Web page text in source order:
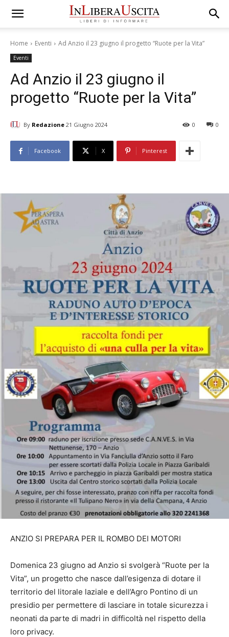
Home Eventi Ad Anzio il 23 giugno il progetto “Ruote per la Vita”
Eventi
Ad Anzio il 23 giugno il
progetto “Ruote per la Vita”
By Redazione 21 Giugno 2024 0
0
Facebook X Pinterest
ANZIO SI PREPARA PER IL ROMBO DEI MOTORI
Domenica 23 giugno ad Anzio si svolgerà “Ruote per la
Vita”, un progetto che nasce dall’esigenza di dotare il
territorio del litorale laziale e dell’Agro Pontino di un
presidio per permettere di lasciare in totale sicurezza i
neonati da parte di madri in difficoltà nel rispetto della
loro privacy.